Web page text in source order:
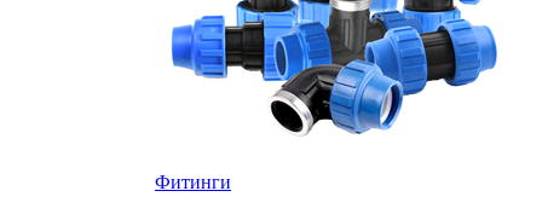
Фитинги